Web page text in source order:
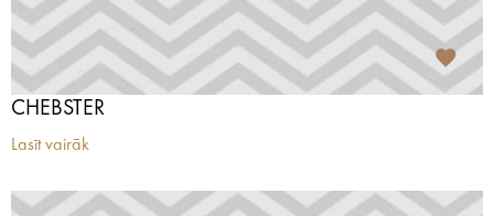
CHEBSTER
Lasīt vairāk